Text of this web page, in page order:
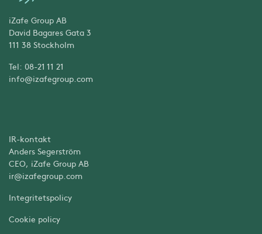
iZafe Group AB
David Bagares Gata 3
111 38 Stockholm
Tel: 08-21 11 21
info@izafegroup.com
IR-kontakt
Anders Segerström
CEO, iZafe Group AB
ir@izafegroup.com
Integritetspolicy
Cookie policy